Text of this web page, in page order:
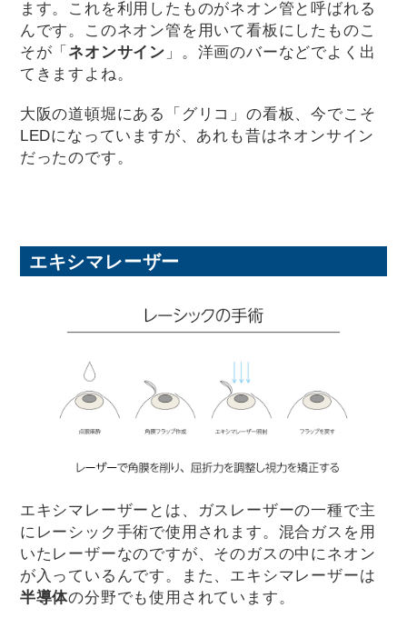
ます。これを利用したものがネオン管と呼ばれる
んです。このネオン管を用いて看板にしたものこ
そが「ネオンサイン 」。洋画のバーなどでよく出
てきますよね。
大阪の道頓堀にある「グリコ」の看板、今でこそ
LEDになっていますが、あれも昔はネオンサイン
だったのです。
エキシマレーザー
エキシマレーザーとは、ガスレーザーの一種で主
にレーシック手術で使用されます。混合ガスを用
いたレーザーなのですが、そのガスの中にネオン
が入っているんです。また、エキシマレーザーは
半導体の分野でも使用されています。